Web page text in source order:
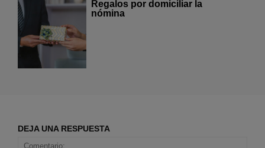
Regalos por domiciliar la
nómina
DEJA UNA RESPUESTA